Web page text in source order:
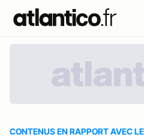
CONTENUS EN RAPPORT AVEC